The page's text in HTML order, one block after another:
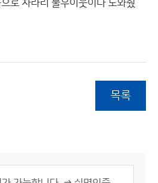
로 차라리 불우이웃이나 도와줬
목록